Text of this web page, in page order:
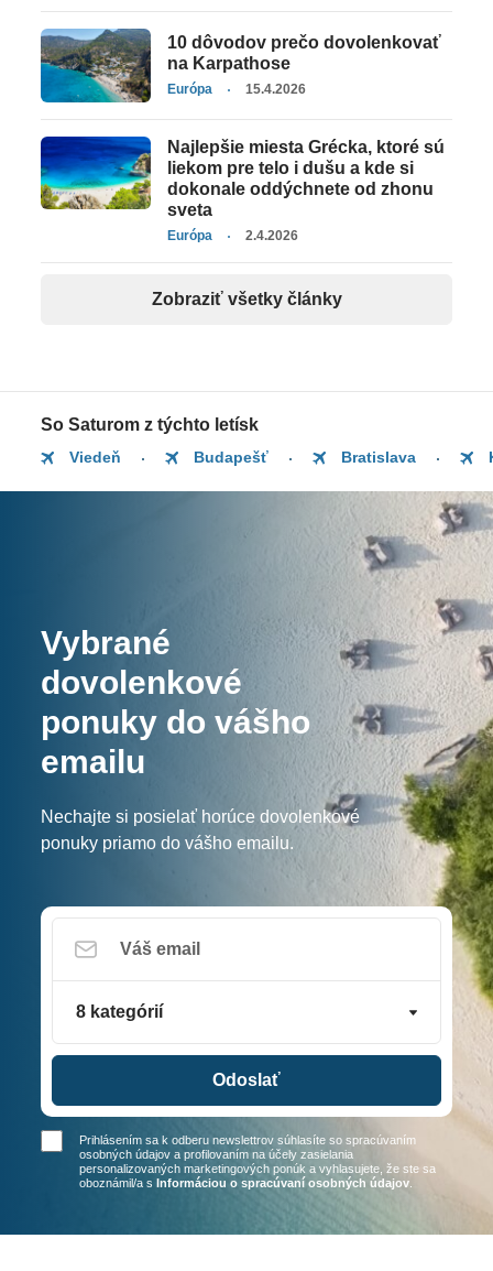
10 dôvodov prečo dovolenkovať
na Karpathose
Európa 15.4.2026
Najlepšie miesta Grécka, ktoré sú
liekom pre telo i dušu a kde si
dokonale oddýchnete od zhonu
sveta
Európa 2.4.2026
Zobraziť všetky články
So Saturom z týchto letísk
Viedeň Budapešť Bratislava
Vybrané
dovolenkové
ponuky do vášho
emailu
Nechajte si posielať horúce dovolenkové
ponuky priamo do vášho emailu.
8 kategórií
Odoslať
Prihlásením sa k odberu newslettrov súhlasíte so spracúvaním
osobných údajov a profilovaním na účely zasielania
personalizovaných marketingových ponúk a vyhlasujete, že ste sa
oboznámil/a s Informáciou o spracúvaní osobných údajov